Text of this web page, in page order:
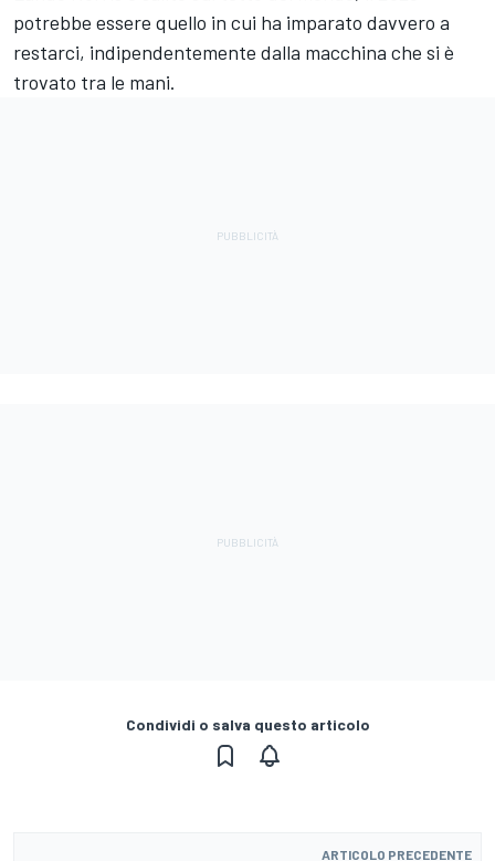
potrebbe essere quello in cui ha imparato davvero a
restarci, indipendentemente dalla macchina che si è
trovato tra le mani.
Condividi o salva questo articolo
ARTICOLO PRECEDENTE